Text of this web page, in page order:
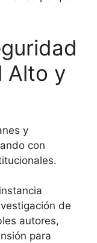
Alto y
y
con
de
autores,
para